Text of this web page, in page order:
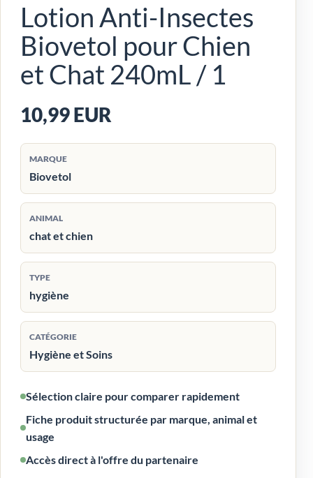
Lotion Anti-Insectes
Biovetol pour Chien
et Chat 240mL / 1
10,99 EUR
MARQUE
Biovetol
ANIMAL
chat et chien
TYPE
hygiène
CATÉGORIE
Hygiène et Soins
Sélection claire pour comparer rapidement
Fiche produit structurée par marque, animal et
usage
Accès direct à l'offre du partenaire